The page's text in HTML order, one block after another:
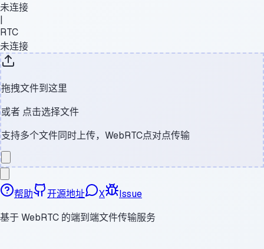
未连接
|
RTC
未连接
拖拽文件到这里
或者 点击选择文件
支持多个文件同时上传，WebRTC点对点传输
帮助 开源地址 X
Issue
基于 WebRTC 的端到端文件传输服务